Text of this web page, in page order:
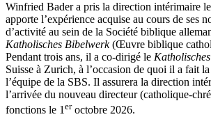
Winfried Bader a pris la direction intérimaire
apporte l’expérience acquise au cours de ses
d’activité au sein de la Société biblique
Katholisches Bibelwerk(Œuvre biblique
Pendant trois ans, il a co-dirigé le
Suisse à Zurich, à l’occasion de quoi il a fait
l’équipe de la SBS. Il assurera la direction
l’arrivée du nouveau directeur (catholique-
fonctions le 1 eroctobre 2026.